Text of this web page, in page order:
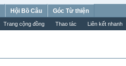
Trang cộng đồng Thao tác Liên kết nhanh
Hội Bồ Câu Góc Từ thiện